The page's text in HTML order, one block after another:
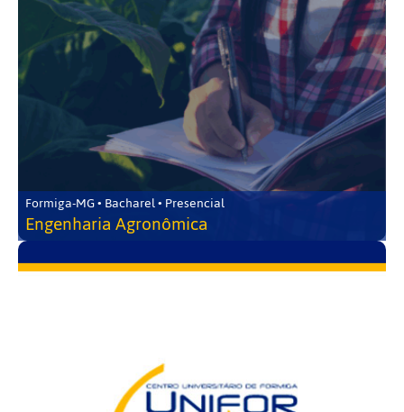
Formiga-MG • Bacharel • Presencial
Engenharia Agronômica